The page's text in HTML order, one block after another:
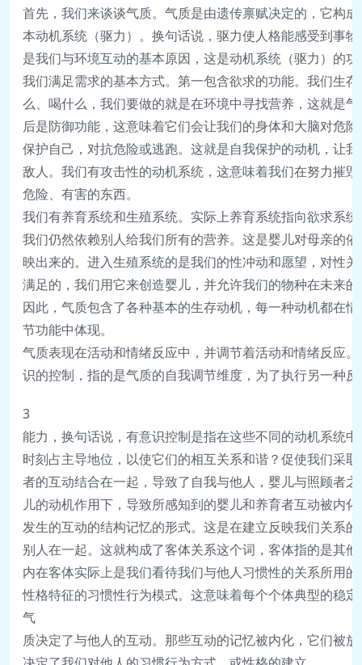
首先 ， 我们来谈谈气质。 气质是由遗传禀赋决定的 ， 它构成
本动机系统 （驱力） 。 换句话说 ， 驱力使人格能感受到事物
是我们与环境互动的基本原因 ， 这是动机系统 （驱力） 的功
我们满足需求的基本方式。 第一包含欲求的功能。 我们生存
么、 喝什么 ， 我们要做的就是在环境中寻找营养 ， 这就是气
后是防御功能 ， 这意味着它们会让我们的身体和大脑对危险
保护自己 ， 对抗危险或逃跑。 这就是自我保护的动机 ， 让我
敌人。 我们有攻击性的动机系统 ， 这意味着我们在努力摧毁
危险、 有害的东西。
我们有养育系统和生殖系统。 实际上养育系统指向欲求系统
我们仍然依赖别人给我们所有的营养。 这是婴儿对母亲的依
映出来的。 进入生殖系统的是我们的性冲动和愿望 ， 对性关
满足的 ， 我们用它来创造婴儿 ， 并允许我们的物种在未来的
因此 ， 气质包含了各种基本的生存动机 ， 每一种动机都在情
节功能中体现。
气质表现在活动和情绪反应中 ， 并调节着活动和情绪反应。
识的控制 ， 指的是气质的自我调节维度 ， 为了执行另一种反
3
能力 ， 换句话说 ， 有意识控制是指在这些不同的动机系统中
时刻占主导地位 ， 以使它们的相互关系和谐？促使我们采取
者的互动结合在一起 ， 导致了自我与他人 ， 婴儿与照顾者之
儿的动机作用下 ， 导致所感知到的婴儿和养育者互动被内化
发生的互动的结构记忆的形式。 这是在建立反映我们关系的
别人在一起。 这就构成了客体关系这个词 ， 客体指的是其他
内在客体实际上是我们看待我们与他人习惯性的关系所用的
性格特征的习惯性行为模式。 这意味着每个个体典型的稳定
气
质决定了与他人的互动。 那些互动的记忆被内化 ， 它们被放